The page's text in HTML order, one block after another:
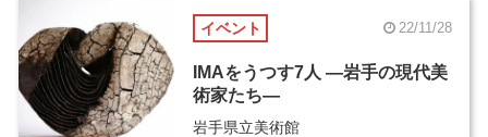
イベント 22/11/28
IMAをうつす7人 ―岩手の現代美
術家たち―
岩手県立美術館